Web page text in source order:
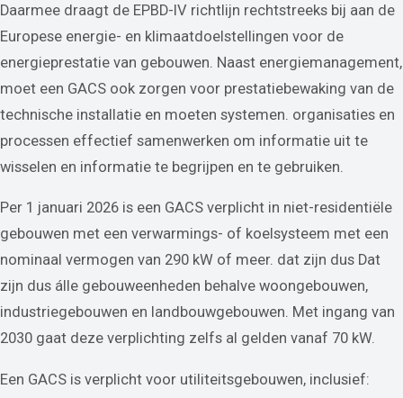
Daarmee draagt de EPBD-IV richtlijn rechtstreeks bij aan de
Europese energie- en klimaatdoelstellingen voor de
energieprestatie van gebouwen. Naast energiemanagement,
moet een GACS ook zorgen voor prestatiebewaking van de
technische installatie en moeten systemen. organisaties en
processen effectief samenwerken om informatie uit te
wisselen en informatie te begrijpen en te gebruiken.
Per 1 januari 2026 is een GACS verplicht in niet-residentiële
gebouwen met een verwarmings- of koelsysteem met een
nominaal vermogen van 290 kW of meer. dat zijn dus Dat
zijn dus álle gebouweenheden behalve woongebouwen,
industriegebouwen en landbouwgebouwen. Met ingang van
2030 gaat deze verplichting zelfs al gelden vanaf 70 kW.
Een GACS is verplicht voor utiliteitsgebouwen, inclusief: